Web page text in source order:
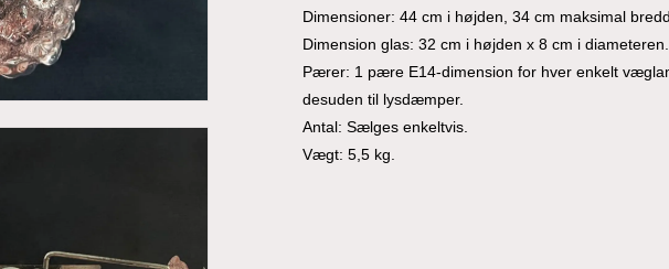
Dimensioner: 44 cm i højden, 34 cm maksimal
Dimension glas: 32 cm i højden x 8 cm i diameteren.
Pærer: 1 pære E14-dimension for hver enkelt
desuden til lysdæmper.
Antal: Sælges enkeltvis.
Vægt: 5,5 kg.